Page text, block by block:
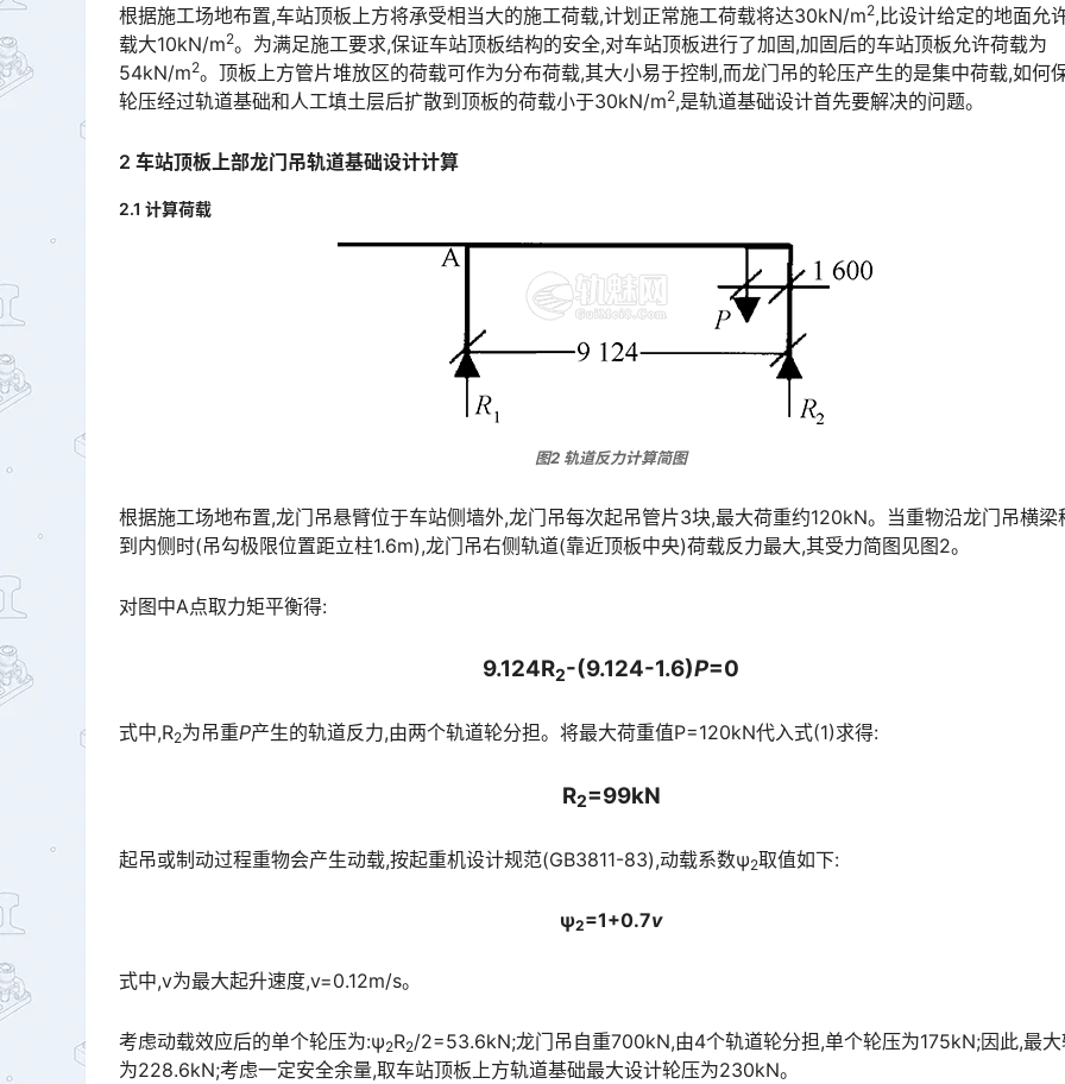
根据施工场地布置,车站顶板上方将承受相当大的施工荷载,计划正常施工荷载将达30kN/m2,比设计给定的地面允
载大10kN/m2。为满足施工要求,保证车站顶板结构的安全,对车站顶板进行了加固,加固后的车站顶板允许荷载为
54kN/m2。顶板上方管片堆放区的荷载可作为分布荷载,其大小易于控制,而龙门吊的轮压产生的是集中荷载,如何
轮压经过轨道基础和人工填土层后扩散到顶板的荷载小于30kN/m󠅅󠅃󠄵󠅂󠄪󠇖󠆨󠆨󠇕󠆞󠆒󠅬󠇘󠆭󠆘󠇙󠆝󠅵󠇗󠆭󠆁󠄐󠇗󠅹󠅸󠇖󠆍󠅳󠇖󠅹󠅰󠇖󠆌󠅹2,是轨道基础设计首先要解决的问题。
2 车站顶板上部龙门吊轨道基础设计计算
2.1 计算荷载
图2 轨道反力计算简图
根据施工场地布置,龙门吊悬臂位于车站侧墙外,龙门吊每次起吊管片3块,最大荷重约120kN。当重物沿龙门吊横梁
到内侧时(吊勾极限位置距立柱1.6m),龙门吊右侧轨道(靠近顶板中央)荷载反力最大,其受力简图见图2。󠅅󠅃󠄵󠅂󠄪󠇖󠆨󠆨󠇕󠆞󠆒󠅬󠇘󠆭󠆘󠇙󠆝󠅵󠇗󠆭󠆁󠄐󠇗󠅹󠅸󠇖󠆍󠅳󠇖󠅹󠅰󠇖󠆌󠅹
对图中A点取力矩平衡得:
9.124R2-(9.124-1.6)P=0
式中,R2为吊重P产生的轨道反力,由两个轨道轮分担。将最大荷重值P=120kN代入式(1)求得:
R2=99kN
起吊或制动过程重物会产生动载,按起重机设计规范(GB3811-83),动载系数ψ2取值如下:
ψ2=1+0.7v
式中,v为最大起升速度,v=0.12m/s。
考虑动载效应后的单个轮压为:ψ2R2/2=53.6kN;龙门吊自重700kN,由4个轨道轮分担,单个轮压为175kN;因此,最
为228.6kN;考虑一定安全余量,取车站顶板上方轨道基础最大设计轮压为230kN。󠅅󠅃󠄵󠅂󠄪󠇖󠆨󠆨󠇕󠆞󠆒󠅬󠇘󠆭󠆘󠇙󠆝󠅵󠇗󠆭󠆁󠄐󠇗󠅹󠅸󠇖󠆍󠅳󠇖󠅹󠅰󠇖󠆌󠅹